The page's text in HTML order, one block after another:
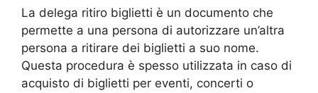
La delega ritiro biglietti è un documento che
permette a una persona di autorizzare un’altra
persona a ritirare dei biglietti a suo nome.
Questa procedura è spesso utilizzata in caso di
acquisto di biglietti per eventi, concerti o